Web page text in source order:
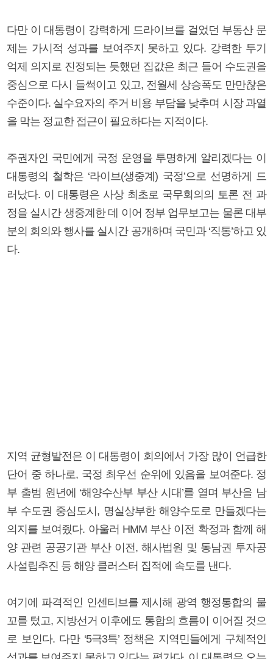
다만 이 대통령이 강력하게 드라이브를 걸었던 부동산 문
제는 가시적 성과를 보여주지 못하고 있다. 강력한 투기
억제 의지로 진정되는 듯했던 집값은 최근 들어 수도권을
중심으로 다시 들썩이고 있고, 전월세 상승폭도 만만찮은
수준이다. 실수요자의 주거 비용 부담을 낮추며 시장 과열
을 막는 정교한 접근이 필요하다는 지적이다.
주권자인 국민에게 국정 운영을 투명하게 알리겠다는 이
대통령의 철학은 ‘라이브(생중계) 국정’으로 선명하게 드
러났다. 이 대통령은 사상 최초로 국무회의의 토론 전 과
정을 실시간 생중계한 데 이어 정부 업무보고는 물론 대부
분의 회의와 행사를 실시간 공개하며 국민과 ‘직통’하고 있
다.
지역 균형발전은 이 대통령이 회의에서 가장 많이 언급한
단어 중 하나로, 국정 최우선 순위에 있음을 보여준다. 정
부 출범 원년에 ‘해양수산부 부산 시대’를 열며 부산을 남
부 수도권 중심도시, 명실상부한 해양수도로 만들겠다는
의지를 보여줬다. 아울러 HMM 부산 이전 확정과 함께 해
양 관련 공공기관 부산 이전, 해사법원 및 동남권 투자공
사설립추진 등 해양 클러스터 집적에 속도를 낸다.
여기에 파격적인 인센티브를 제시해 광역 행정통합의 물
꼬를 텄고, 지방선거 이후에도 통합의 흐름이 이어질 것으
로 보인다. 다만 ‘5극3특’ 정책은 지역민들에게 구체적인